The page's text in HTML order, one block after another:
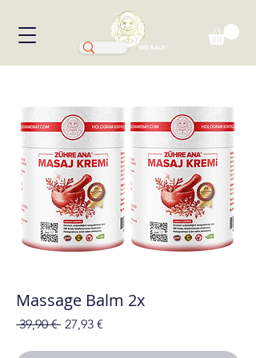
BIG SALE!
Massage Balm 2x
39,90 € Precio
27,93 €
oferta